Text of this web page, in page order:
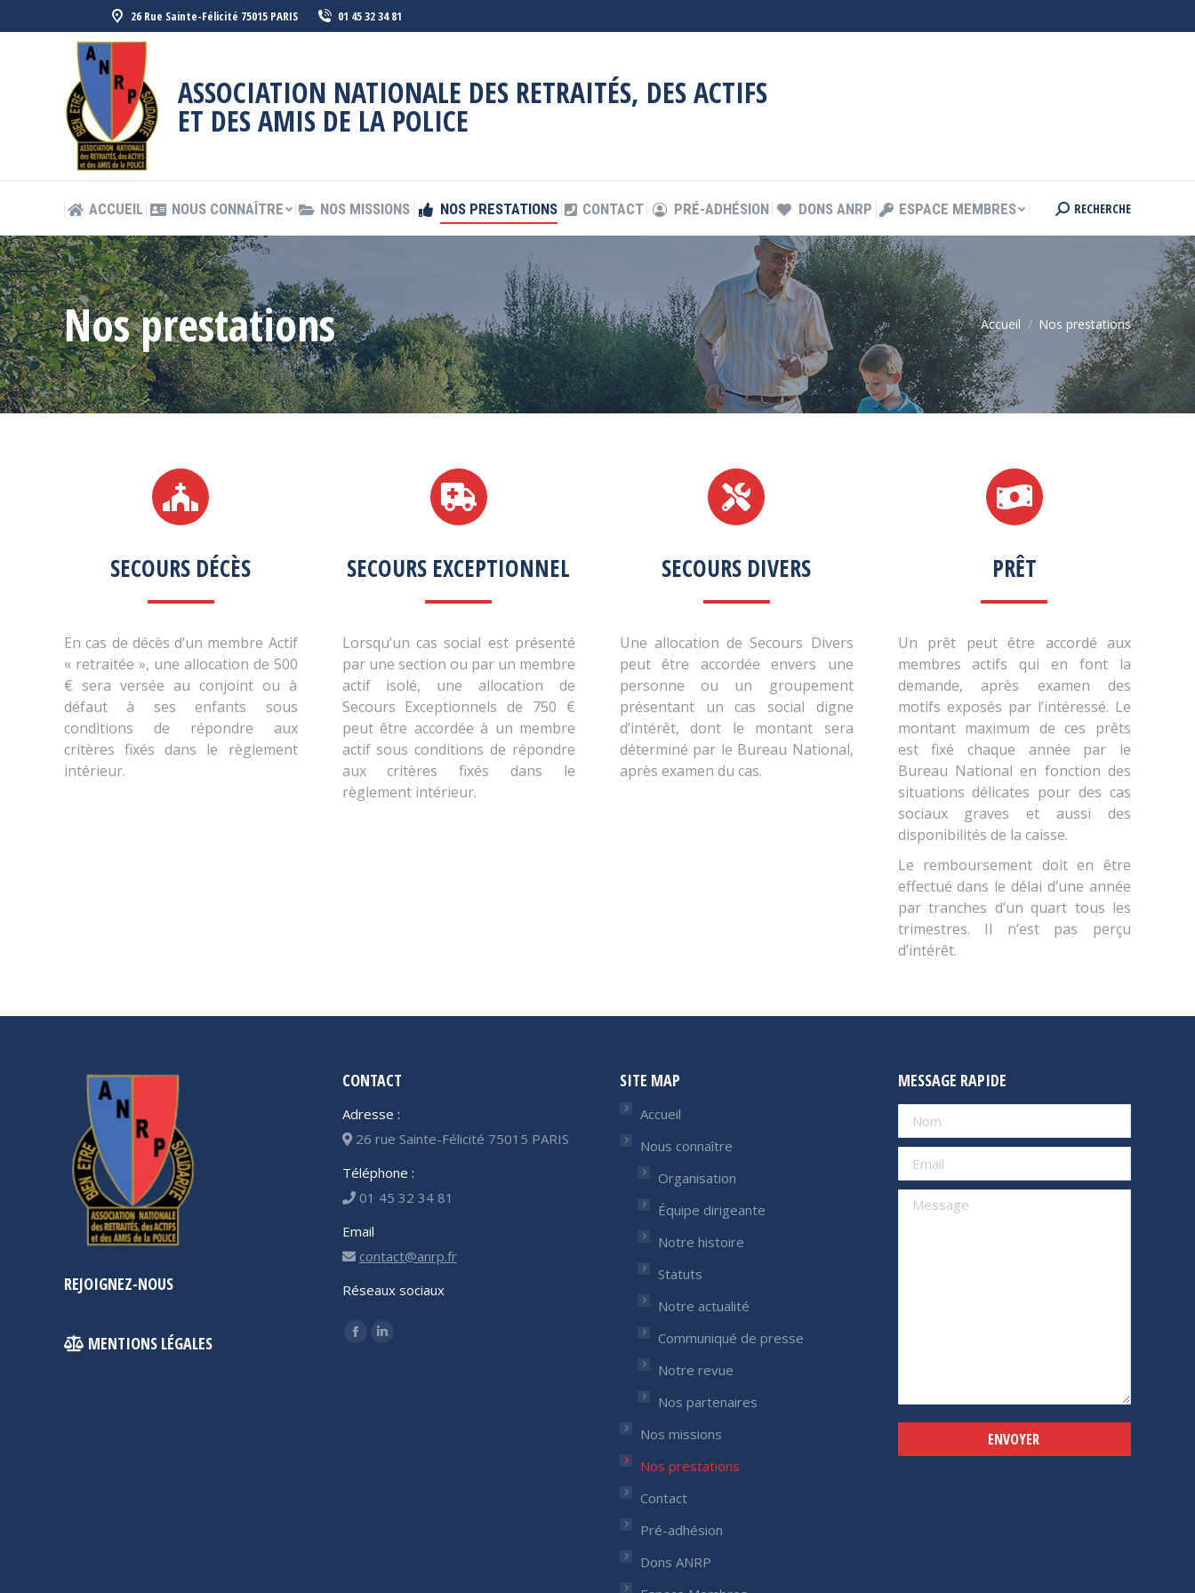
26 Rue Sainte-Félicité 75015 PARIS 01 45 32 34 81
ASSOCIATION NATIONALE DES RETRAITÉS, DES ACTIFS
ET DES AMIS DE LA POLICE
ACCUEIL NOUS CONNAÎTRE NOS MISSIONS NOS PRESTATIONS CONTACT PRÉ-ADHÉSION DONS ANRP ESPACE MEMBRES Search:
RECHERCHE
Nos prestations
Vous êtes ici : Accueil Nos prestations
SECOURS DÉCÈS
En cas de décès d’un membre Actif
« retraitée », une allocation de 500
€ sera versée au conjoint ou à
défaut à ses enfants sous
conditions de répondre aux
critères fixés dans le règlement
intérieur.
SECOURS EXCEPTIONNEL
Lorsqu’un cas social est présenté
par une section ou par un membre
actif isolé, une allocation de
Secours Exceptionnels de 750 €
peut être accordée à un membre
actif sous conditions de répondre
aux critères fixés dans le
règlement intérieur.
SECOURS DIVERS
Une allocation de Secours Divers
peut être accordée envers une
personne ou un groupement
présentant un cas social digne
d’intérêt, dont le montant sera
déterminé par le Bureau National,
après examen du cas.
PRÊT
Un prêt peut être accordé aux
membres actifs qui en font la
demande, après examen des
motifs exposés par l’intéressé. Le
montant maximum de ces prêts
est fixé chaque année par le
Bureau National en fonction des
situations délicates pour des cas
sociaux graves et aussi des
disponibilités de la caisse.
Le remboursement doit en être
effectué dans le délai d’une année
par tranches d’un quart tous les
trimestres. Il n’est pas perçu
d’intérêt.
REJOIGNEZ-NOUS
MENTIONS LÉGALES
CONTACT
Adresse :
26 rue Sainte-Félicité 75015 PARIS
Téléphone :
01 45 32 34 81
Email
contact@anrp.fr
Réseaux sociaux
Trouvez nous sur :
Facebook
LinkedIn
SITE MAP
Accueil
Nous connaître
Organisation
Équipe dirigeante
Notre histoire
Statuts
Notre actualité
Communiqué de presse
Notre revue
Nos partenaires
Nos missions
Nos prestations
Contact
Pré-adhésion
Dons ANRP
MESSAGE RAPIDE
ACCUEIL NOUS CONNAÎTRE NOS MISSIONS NOS PRESTATIONS CONTACT PRÉ-ADHÉSION DONS ANRP ESPACE MEMBRES Search: